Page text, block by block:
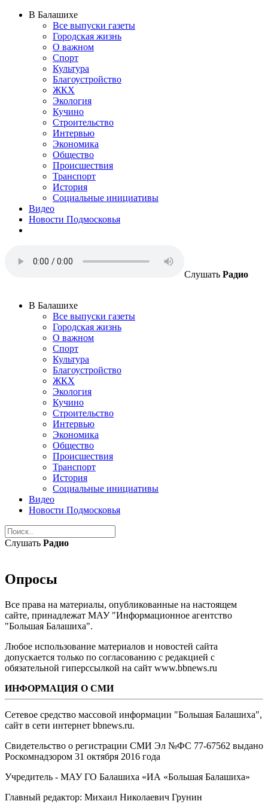
В Балашихе
Все выпуски газеты
Городская жизнь
О важном
Спорт
Культура
Благоустройство
ЖКХ
Экология
Кучино
Строительство
Интервью
Экономика
Общество
Происшествия
Транспорт
История
Социальные инициативы
Видео
Новости Подмосковья
Слушать Радио
В Балашихе
Все выпуски газеты
Городская жизнь
О важном
Спорт
Культура
Благоустройство
ЖКХ
Экология
Кучино
Строительство
Интервью
Экономика
Общество
Происшествия
Транспорт
История
Социальные инициативы
Видео
Новости Подмосковья
Слушать Радио
Опросы
Все права на материалы, опубликованные на настоящем
сайте, принадлежат МАУ "Информационное агентство
"Большая Балашиха".
Любое использование материалов и новостей сайта
допускается только по согласованию с редакцией с
обязательной гиперссылкой на сайт www.bbnews.ru
ИНФОРМАЦИЯ О СМИ
Сетевое средство массовой информации "Большая Балашиха",
сайт в сети интернет bbnews.ru.
Свидетельство о регистрации СМИ Эл №ФС ‎77-67562 выдано
Роскомнадзором 31 октября 2016 года
Учредитель - МАУ ГО Балашиха «ИА «Большая Балашиха»
Главный редактор: Михаил Николаевич Грунин